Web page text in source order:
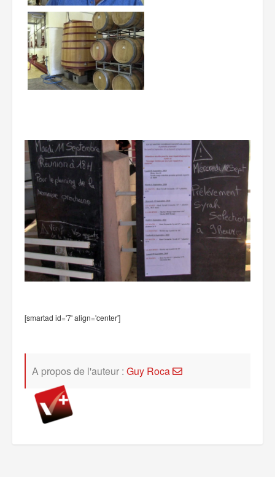
[smartad id='7' align='center']
A propos de l'auteur : Guy Roca